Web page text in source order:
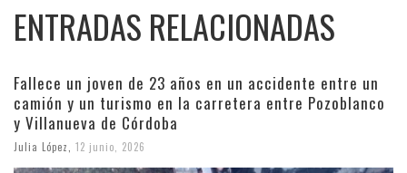
ENTRADAS RELACIONADAS
Fallece un joven de 23 años en un accidente entre un
camión y un turismo en la carretera entre Pozoblanco
y Villanueva de Córdoba
Julia López 12 junio, 2026